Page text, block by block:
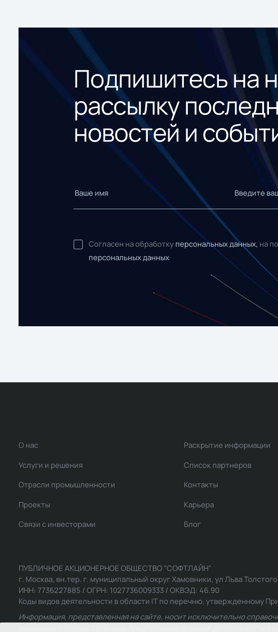
Подпишитесь на
рассылку
новостей и
Согласен на обработку персональных данных, на
персональных данных
О нас
Услуги и решения
Отрасли промышленности
Проекты
Связи с инвесторами
Раскрытие информации
Список партнеров
Контакты
Карьера
Блог
ПУБЛИЧНОЕ АКЦИОНЕРНОЕ ОБЩЕСТВО "СОФТЛАЙН"
г. Москва, вн.тер. г. муниципальный округ Хамовники, ул Льва
ИНН: 7736227885 / ОГРН: 1027736009333 / ОКВЭД: 46.90
Коды видов деятельности в области IT по перечню, утвержденному
Информация, представленная на сайте, носит исключительно